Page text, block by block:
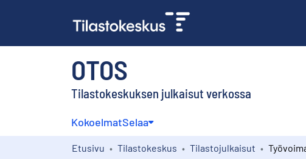
OTOS
Tilastokeskuksen julkaisut verkossa
KokoelmatSelaa
Etusivu Tilastokeskus Tilastojulkaisut